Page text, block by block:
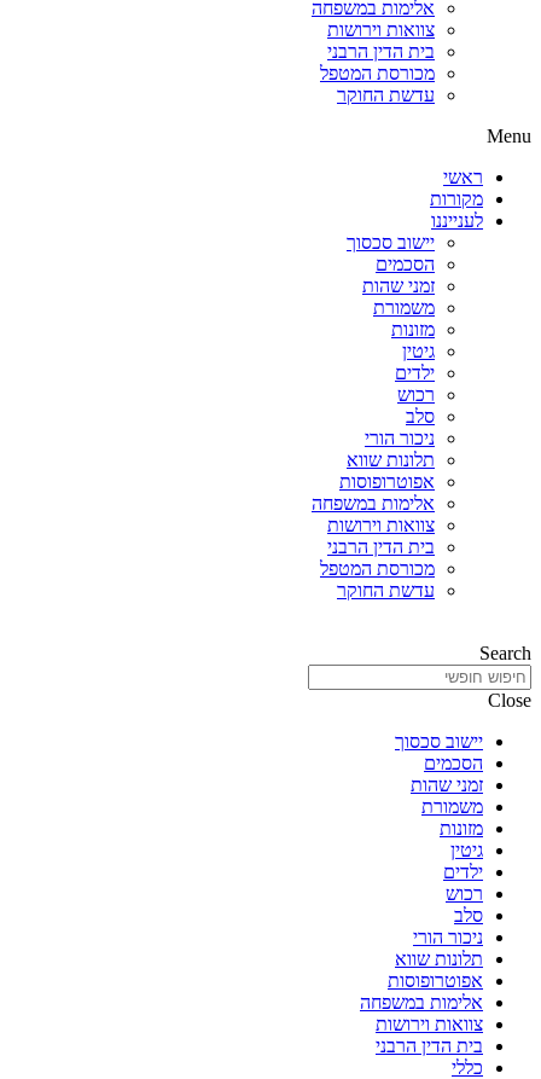
אלימות במשפחה
צוואות וירושות
בית הדין הרבני
מכורסת המטפל
עדשת החוקר
Menu
ראשי
מקורות
לענייננו
יישוב סכסוך
הסכמים
זמני שהות
משמורת
מזונות
גיטין
ילדים
רכוש
סלב
ניכור הורי
תלונות שווא
אפוטרופוסות
אלימות במשפחה
צוואות וירושות
בית הדין הרבני
מכורסת המטפל
עדשת החוקר
Search
Close
יישוב סכסוך
הסכמים
זמני שהות
משמורת
מזונות
גיטין
ילדים
רכוש
סלב
ניכור הורי
תלונות שווא
אפוטרופוסות
אלימות במשפחה
צוואות וירושות
בית הדין הרבני
כללי